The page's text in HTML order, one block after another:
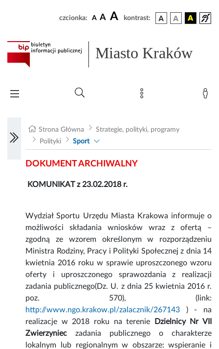
czcionka: A A A kontrast:
Miasto Kraków
Strona Główna
Strategie, polityki, programy
Polityki
Sport
DOKUMENT ARCHIWALNY
KOMUNIKAT z 23.02.2018 r.
Wydział Sportu Urzędu Miasta Krakowa informuje o
możliwości składania wniosków wraz z ofertą –
zgodną ze wzorem określonym w rozporządzeniu
Ministra Rodziny, Pracy i Polityki Społecznej z dnia 14
kwietnia 2016 roku w sprawie uproszczonego wzoru
oferty i uproszczonego sprawozdania z realizacji
zadania publicznego(Dz. U. z dnia 25 kwietnia 2016 r.
poz. 570), (link:
http://www.ngo.krakow.pl/zalacznik/267143 ) - na
realizacje w 2018 roku na terenie
Dzielnicy Nr VII
Zwierzyniec zadania publicznego o charakterze
lokalnym lub regionalnym w obszarze: wspieranie i